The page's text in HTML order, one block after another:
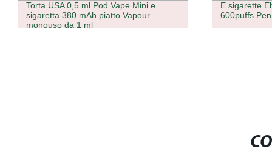
Torta USA 0,5 ml Pod Vape Mini e
sigaretta 380 mAh piatto Vapour
monouso da 1 ml
E sigarette
600puffs